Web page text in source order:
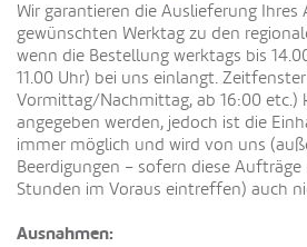
Wir garantieren die Auslieferung Ihres
gewünschten Werktag zu den
wenn die Bestellung werktags bis
11.00 Uhr) bei uns einlangt.
Vormittag/Nachmittag, ab 16:00 etc.)
angegeben werden, jedoch ist die
immer möglich und wird von uns
Beerdigungen – sofern diese
Stunden im Voraus eintreffen) auch
Ausnahmen: